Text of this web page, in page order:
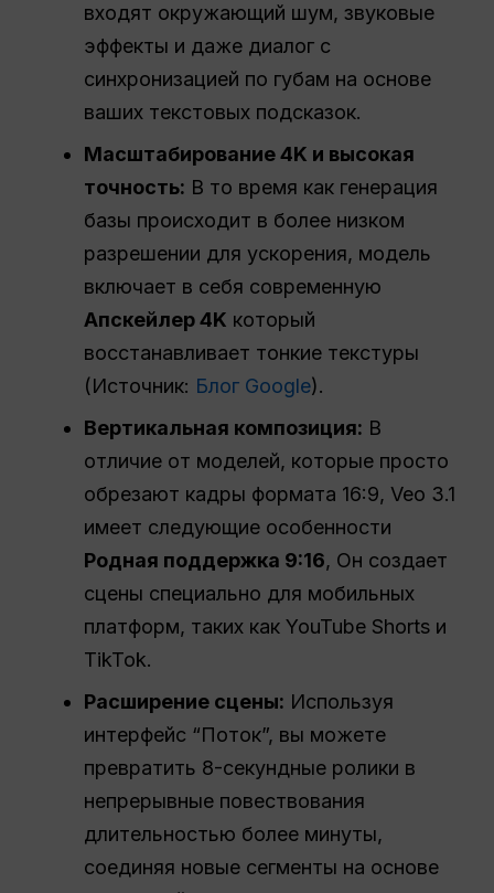
входят окружающий шум, звуковые
эффекты и даже диалог с
синхронизацией по губам на основе
ваших текстовых подсказок.
Масштабирование 4K и высокая
точность: В то время как генерация
базы происходит в более низком
разрешении для ускорения, модель
включает в себя современную
Апскейлер 4K который
восстанавливает тонкие текстуры
(Источник: Блог Google).
Вертикальная композиция: В
отличие от моделей, которые просто
обрезают кадры формата 16:9, Veo 3.1
имеет следующие особенности
Родная поддержка 9:16, Он создает
сцены специально для мобильных
платформ, таких как YouTube Shorts и
TikTok.
Расширение сцены: Используя
интерфейс “Поток”, вы можете
превратить 8-секундные ролики в
непрерывные повествования
длительностью более минуты,
соединяя новые сегменты на основе